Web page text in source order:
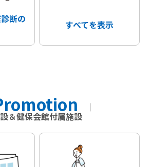
断の
すべてを表示
＆健保会館付属施設